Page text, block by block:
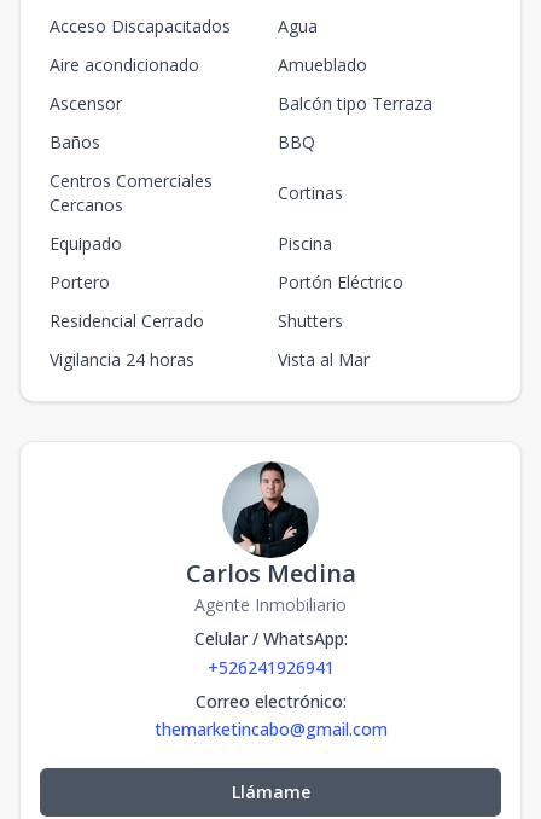
Acceso Discapacitados
Agua
Aire acondicionado
Amueblado
Ascensor
Balcón tipo Terraza
Baños
BBQ
Centros Comerciales
Cercanos
Cortinas
Equipado
Piscina
Portero
Portón Eléctrico
Residencial Cerrado
Shutters
Vigilancia 24 horas
Vista al Mar
Carlos Medina
Agente Inmobiliario
Celular / WhatsApp:
+526241926941
Correo electrónico:
themarketincabo@gmail.com
Llámame